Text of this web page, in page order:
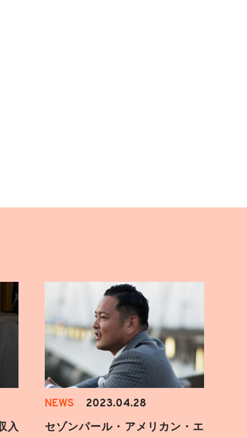
入
NEWS 2023.04.28
セゾンパール・アメリカン・エ